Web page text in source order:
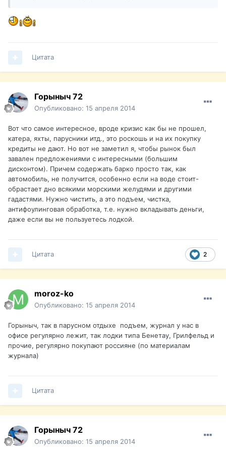
Цитата
Горыныч 72
Опубликовано: 15 апреля 2014
Вот что самое интересное, вроде кризис как бы не прошел,
катера, яхты, парусники итд., это роскошь и на их покупку
кредиты не дают. Но вот не заметил я, чтобы рынок был
завален предложениями с интересными (большим
дисконтом). Причем содержать барко просто так, как
автомобиль, не получится, особенно если на воде стоит-
обрастает дно всякими морскими желудями и другими
гадастями. Нужно чистить, а это подъем, чистка,
антифоулинговая обработка, т.е. нужно вкладывать деньги,
даже если вы не пользуетесь лодкой.
2
Цитата
moroz-ko
Опубликовано: 15 апреля 2014
Горыныч, так в парусном отдыхе подъем, журнал у нас в
офисе регулярно лежит, так лодки типа Бенетау, Грилфельд и
прочие, регулярно покупают россияне (по материалам
журнала)
Цитата
Горыныч 72
Опубликовано: 15 апреля 2014